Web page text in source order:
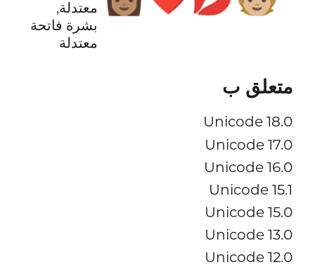
معتدلة,
بشرة فاتحة
معتدلة
متعلق ب
Unicode 18.0
Unicode 17.0
Unicode 16.0
Unicode 15.1
Unicode 15.0
Unicode 13.0
Unicode 12.0